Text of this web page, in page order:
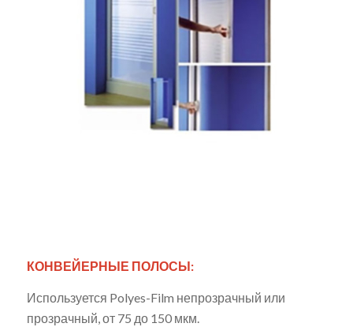
КОНВЕЙЕРНЫЕ ПОЛОСЫ:
Используется Polyes-Film непрозрачный или
прозрачный, от 75 до 150 мкм.